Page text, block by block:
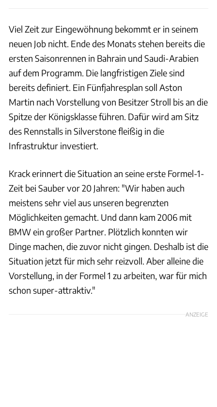
Viel Zeit zur Eingewöhnung bekommt er in seinem
neuen Job nicht. Ende des Monats stehen bereits die
ersten Saisonrennen in Bahrain und Saudi-Arabien
auf dem Programm. Die langfristigen Ziele sind
bereits definiert. Ein Fünfjahresplan soll Aston
Martin nach Vorstellung von Besitzer Stroll bis an die
Spitze der Königsklasse führen. Dafür wird am Sitz
des Rennstalls in Silverstone fleißig in die
Infrastruktur investiert.
Krack erinnert die Situation an seine erste Formel-1-
Zeit bei Sauber vor 20 Jahren: "Wir haben auch
meistens sehr viel aus unseren begrenzten
Möglichkeiten gemacht. Und dann kam 2006 mit
BMW ein großer Partner. Plötzlich konnten wir
Dinge machen, die zuvor nicht gingen. Deshalb ist die
Situation jetzt für mich sehr reizvoll. Aber alleine die
Vorstellung, in der Formel 1 zu arbeiten, war für mich
schon super-attraktiv."
ANZEIGE